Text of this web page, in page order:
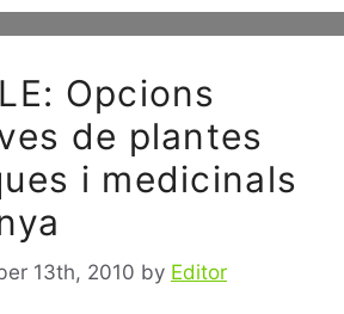
Opcions
de plantes
i medicinals
13th, 2010 by Editor